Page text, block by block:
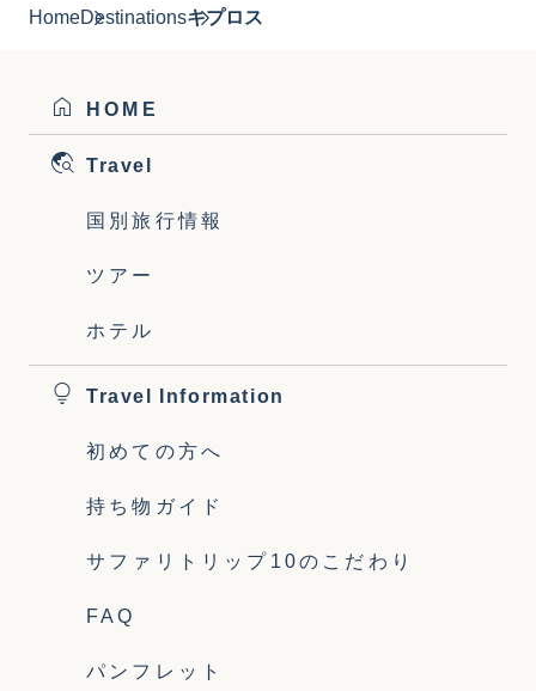
HomeDestinationsキプロス
HOME
Travel
国別旅行情報
ツアー
ホテル
Travel Information
初めての方へ
持ち物ガイド
サファリトリップ10のこだわり
FAQ
パンフレット